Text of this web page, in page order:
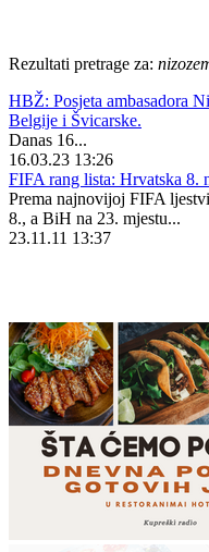
Rezultati pretrage za:
HBŽ: Posjeta ambasadora
Belgije i Švicarske.
Danas 16...
16.03.23 13:26
FIFA rang lista: Hrvatska 8.
Prema najnovijoj FIFA
8., a BiH na 23. mjestu...
23.11.11 13:37